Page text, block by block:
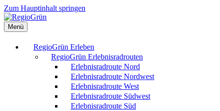
Zum Hauptinhalt springen
Menü
RegioGrün Erleben
RegioGrün Erlebnisradrouten
Erlebnisradroute Nord
Erlebnisradroute Nordwest
Erlebnisradroute West
Erlebnisradroute Südwest
Erlebnisradroute Süd